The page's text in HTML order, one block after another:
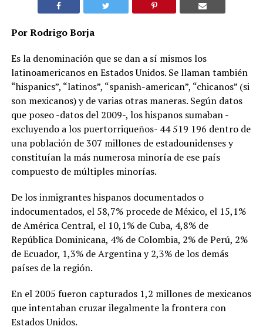
Por Rodrigo Borja
Es la denominación que se dan a sí mismos los
latinoamericanos en Estados Unidos. Se llaman también
“hispanics”, “latinos”, “spanish-american”, “chicanos” (si
son mexicanos) y de varias otras maneras. Según datos
que poseo -datos del 2009-, los hispanos sumaban -
excluyendo a los puertorriqueños- 44 519 196 dentro de
una población de 307 millones de estadounidenses y
constituían la más numerosa minoría de ese país
compuesto de múltiples minorías.
De los inmigrantes hispanos documentados o
indocumentados, el 58,7% procede de México, el 15,1%
de América Central, el 10,1% de Cuba, 4,8% de
República Dominicana, 4% de Colombia, 2% de Perú, 2%
de Ecuador, 1,3% de Argentina y 2,3% de los demás
países de la región.
En el 2005 fueron capturados 1,2 millones de mexicanos
que intentaban cruzar ilegalmente la frontera con
Estados Unidos.